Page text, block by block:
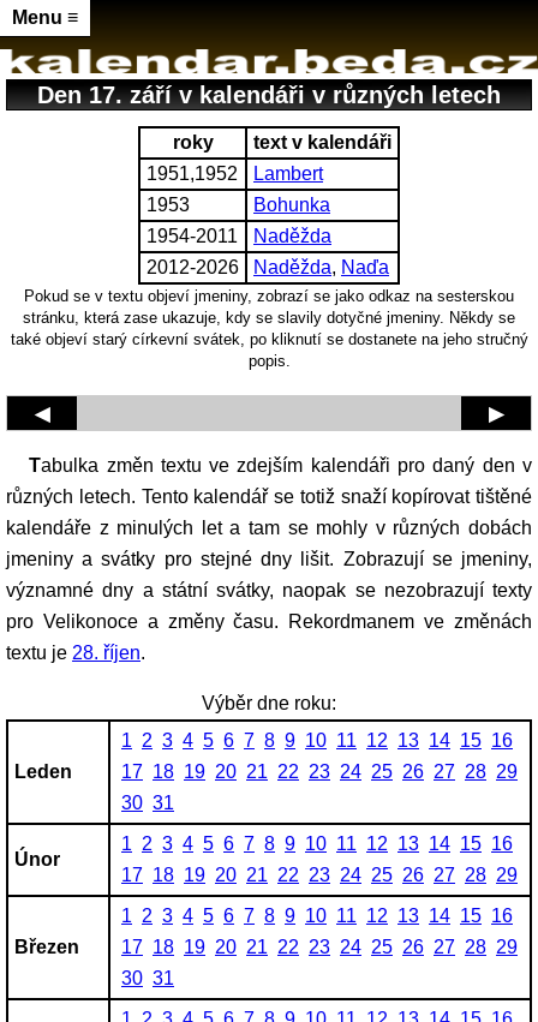
Menu ≡
Den 17. září v kalendáři v různých letech
roky
text v kalendáři
1951,1952
Lambert
1953
Bohunka
1954-2011
Naděžda
2012-2026
Naděžda, Naďa
Pokud se v textu objeví jmeniny, zobrazí se jako odkaz na sesterskou
stránku, která zase ukazuje, kdy se slavily dotyčné jmeniny. Někdy se
také objeví starý církevní svátek, po kliknutí se dostanete na jeho stručný
popis.
◀ ▶
Tabulka změn textu ve zdejším kalendáři pro daný den v
různých letech. Tento kalendář se totiž snaží kopírovat tištěné
kalendáře z minulých let a tam se mohly v různých dobách
jmeniny a svátky pro stejné dny lišit. Zobrazují se jmeniny,
významné dny a státní svátky, naopak se nezobrazují texty
pro Velikonoce a změny času. Rekordmanem ve změnách
textu je 28. říjen.
Výběr dne roku:
Leden
1 2 3 4 5 6 7 8 9 10 11 12 13 14 15 16
17 18 19 20 21 22 23 24 25 26 27 28 29
30 31
Únor
1 2 3 4 5 6 7 8 9 10 11 12 13 14 15 16
17 18 19 20 21 22 23 24 25 26 27 28 29
Březen
1 2 3 4 5 6 7 8 9 10 11 12 13 14 15 16
17 18 19 20 21 22 23 24 25 26 27 28 29
30 31